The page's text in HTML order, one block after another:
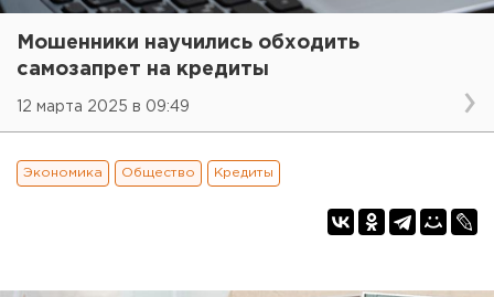
Мошенники научились обходить
самозапрет на кредиты
12 марта 2025 в 09:49
Экономика Общество Кредиты